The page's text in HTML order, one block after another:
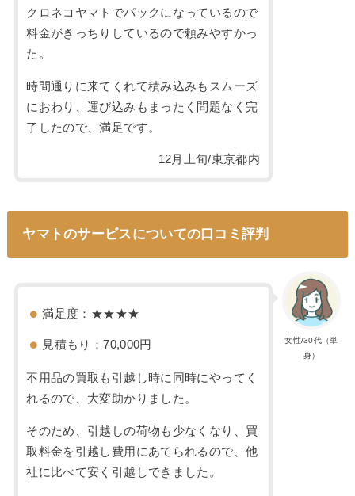
クロネコヤマトでパックになっているので
料金がきっちりしているので頼みやすかっ
た。
時間通りに来てくれて積み込みもスムーズ
におわり、運び込みもまったく問題なく完
了したので、満足です。
12月上旬/東京都内
ヤマトのサービスについての口コミ評判
女性/30代（単
身）
満足度：★★★★
見積もり：70,000円
不用品の買取も引越し時に同時にやってく
れるので、大変助かりました。
そのため、引越しの荷物も少なくなり、買
取料金を引越し費用にあてられるので、他
社に比べて安く引越しできました。